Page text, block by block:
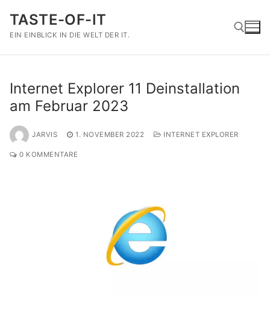
Inhalt
springen
TASTE-OF-IT
EIN EINBLICK IN DIE WELT DER IT.
Internet Explorer 11 Deinstallation
am Februar 2023
JARVIS 1. NOVEMBER 2022 INTERNET EXPLORER
0 KOMMENTARE